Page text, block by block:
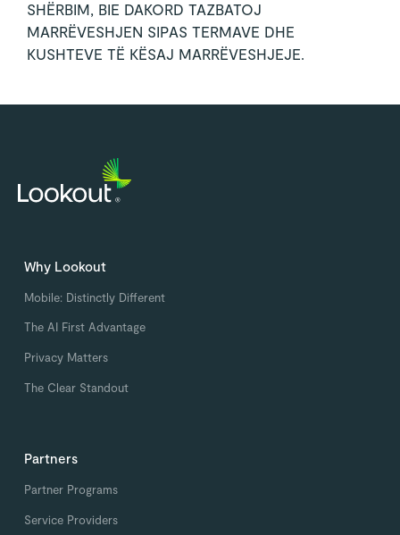
SHËRBIM, BIE DAKORD TAZBATOJ
MARRËVESHJEN SIPAS TERMAVE DHE
KUSHTEVE TË KËSAJ MARRËVESHJEJE.
Why Lookout
Mobile: Distinctly Different
The AI First Advantage
Privacy Matters
The Clear Standout
Partners
Partner Programs
Service Providers